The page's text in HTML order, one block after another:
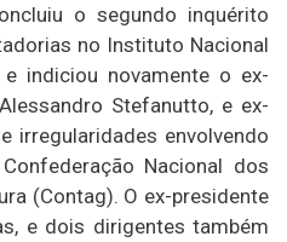
o segundo inquérito
no Instituto Nacional
indiciou novamente o ex-
Stefanutto, e ex-
irregularidades envolvendo
Nacional dos
(Contag). O ex-presidente
e dois dirigentes também